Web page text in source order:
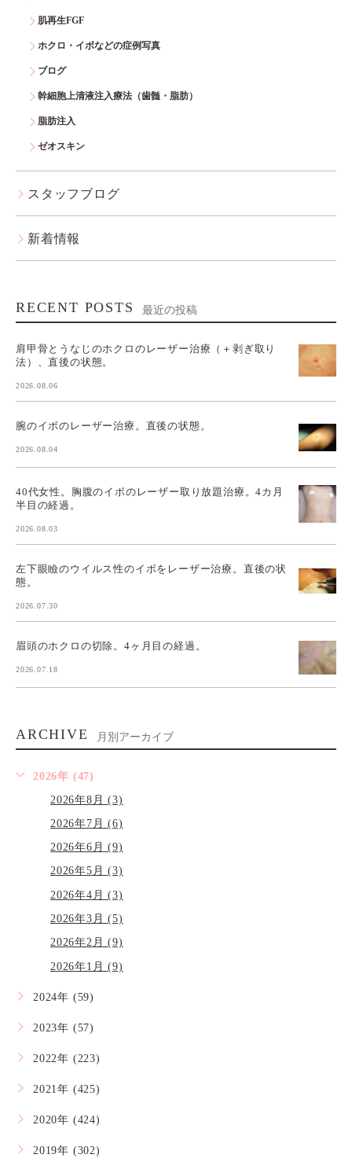
肌再生FGF
ホクロ・イボなどの症例写真
ブログ
幹細胞上清液注入療法（歯髄・脂肪）
脂肪注入
ゼオスキン
スタッフブログ
新着情報
RECENT POSTS 最近の投稿
肩甲骨とうなじのホクロのレーザー治療（＋剥ぎ取り
法）、直後の状態。
2026.08.06
腕のイボのレーザー治療。直後の状態。
2026.08.04
40代女性。胸腹のイボのレーザー取り放題治療。4カ月
半目の経過。
2026.08.03
左下眼瞼のウイルス性のイボをレーザー治療。直後の状
態。
2026.07.30
眉頭のホクロの切除。4ヶ月目の経過。
2026.07.18
ARCHIVE 月別アーカイブ
2026年 (47)
2026年8月 (3)
2026年7月 (6)
2026年6月 (9)
2026年5月 (3)
2026年4月 (3)
2026年3月 (5)
2026年2月 (9)
2026年1月 (9)
2024年 (59)
2023年 (57)
2022年 (223)
2021年 (425)
2020年 (424)
2019年 (302)